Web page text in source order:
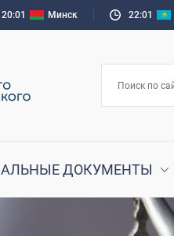
20:01 Минск 22:01
ДОКУМЕНТЫ